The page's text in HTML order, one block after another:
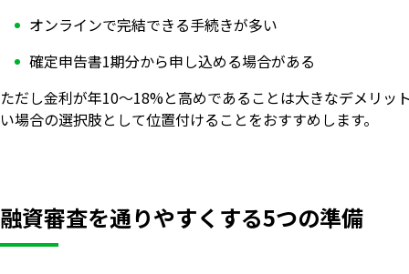
オンラインで完結できる手続きが多い
確定申告書1期分から申し込める場合がある
ただし金利が年10〜18%と高めであることは大きなデメリ
い場合の選択肢として位置付けることをおすすめします。
融資審査を通りやすくする5つの準備